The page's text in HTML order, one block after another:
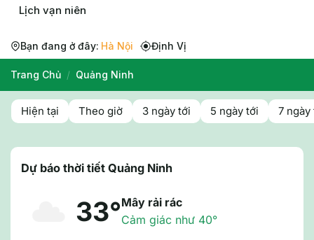
Lịch vạn niên
Bạn đang ở đây: Hà Nội Định Vị
Trang Chủ / Quảng Ninh
Hiện tại Theo giờ 3 ngày tới 5 ngày tới 7 ngày
Dự báo thời tiết Quảng Ninh
33°Mây rải rác
Cảm giác như 40°